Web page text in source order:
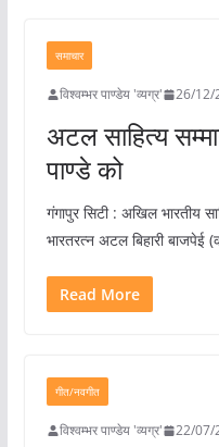
समाचार
विश्वम्भर पाण्डेय 'व्यग्र' 26/12/
अटल साहित्य
पाण्डे को
गंगापुर सिटी : अखिल भारतीय
भारतरत्न अटल बिहारी
Read More
गीत/नवगीत
विश्वम्भर पाण्डेय 'व्यग्र' 22/07/